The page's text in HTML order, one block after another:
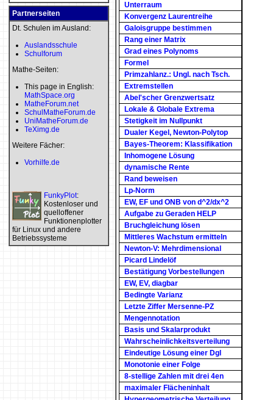
Partnerseiten
Dt. Schulen im Ausland:
Auslandsschule
Schulforum
Mathe-Seiten:
This page in English:
MathSpace.org
MatheForum.net
SchulMatheForum.de
UniMatheForum.de
TeXimg.de
Weitere Fächer:
Vorhilfe.de
FunkyPlot:
Kostenloser und
quelloffener
Funktionenplotter
für Linux und andere
Betriebssysteme
Unterraum
Konvergenz Laurentreihe
Galoisgruppe bestimmen
Rang einer Matrix
Grad eines Polynoms
Formel
Primzahlanz.: Ungl. nach Tsch.
Extremstellen
Abel'scher Grenzwertsatz
Lokale & Globale Extrema
Stetigkeit im Nullpunkt
Dualer Kegel, Newton-Polytop
Bayes-Theorem: Klassifikation
Inhomogene Lösung
dynamische Rente
Rand beweisen
Lp-Norm
EW, EF und ONB von d^2/dx^2
Aufgabe zu Geraden HELP
Bruchgleichung lösen
Mittleres Wachstum ermitteln
Newton-V: Mehrdimensional
Picard Lindelöf
Bestätigung Vorbestellungen
EW, EV, diagbar
Bedingte Varianz
Letzte Ziffer Mersenne-PZ
Mengennotation
Basis und Skalarprodukt
Wahrscheinlichkeitsverteilung
Eindeutige Lösung einer Dgl
Monotonie einer Folge
8-stellige Zahlen mit drei 4en
maximaler Flächeninhalt